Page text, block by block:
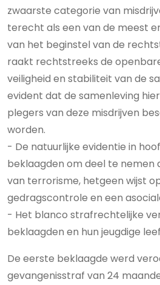
zwaarste categorie van
terecht als een van de meest
van het beginstel van de
raakt rechtstreeks de
veiligheid en stabiliteit van de
evident dat de samenleving
plegers van deze misdrijven
worden.
- De natuurlijke evidentie in
beklaagden om deel te nemen
van terrorisme, hetgeen wijst
gedragscontrole en een
- Het blanco strafrechtelijke
beklaagden en hun jeugdige
De eerste beklaagde werd
gevangenisstraf van 24